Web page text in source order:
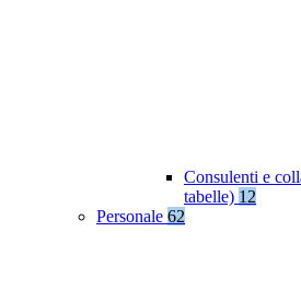
Consulenti e
tabelle) 12
Personale 62